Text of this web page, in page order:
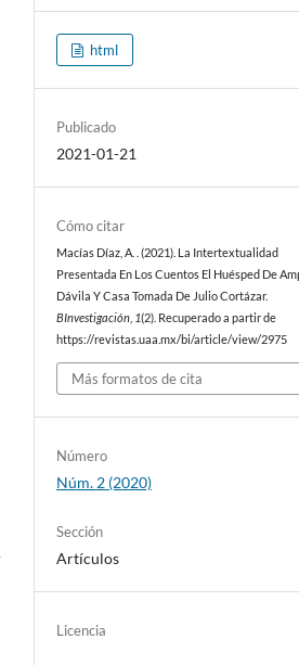
html
Publicado
2021-01-21
Cómo citar
Macías Díaz, A. . (2021). La Intertextualidad
Presentada En Los Cuentos El Huésped De
Dávila Y Casa Tomada De Julio Cortázar.
BInvestigación, 1(2). Recuperado a partir de
https://revistas.uaa.mx/bi/article/view/2975
Más formatos de cita
Número
Núm. 2 (2020)
Sección
Artículos
Licencia